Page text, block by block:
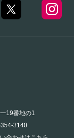
19番地の1
3140